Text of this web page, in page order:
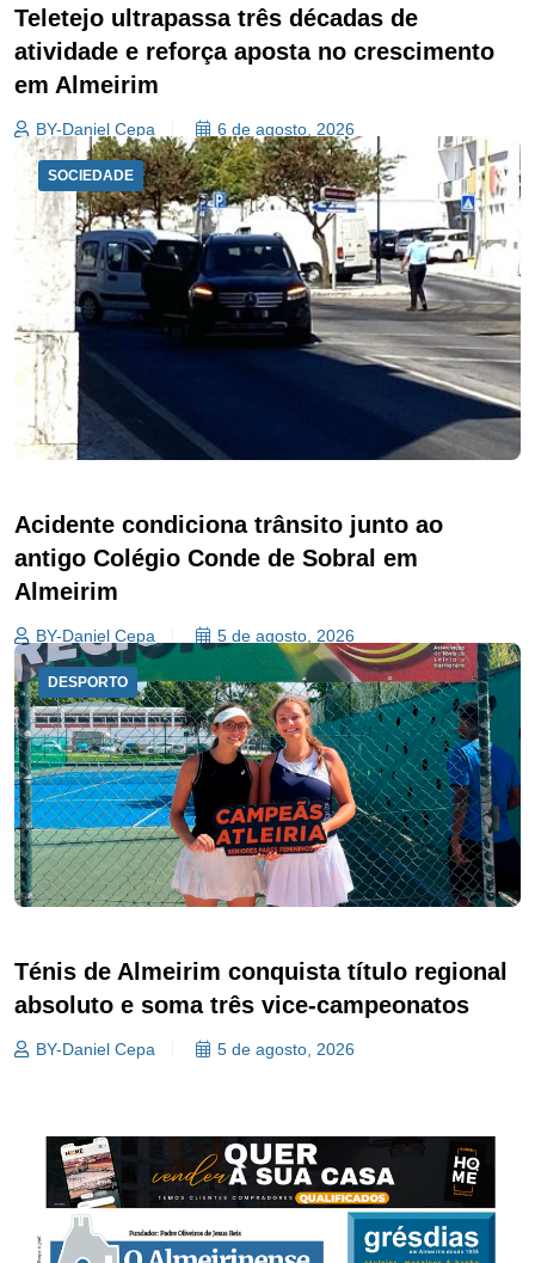
Teletejo ultrapassa três décadas de
atividade e reforça aposta no crescimento
em Almeirim
BY-Daniel Cepa 6 de agosto, 2026
SOCIEDADE
Acidente condiciona trânsito junto ao
antigo Colégio Conde de Sobral em
Almeirim
BY-Daniel Cepa 5 de agosto, 2026
DESPORTO
Ténis de Almeirim conquista título regional
absoluto e soma três vice-campeonatos
BY-Daniel Cepa 5 de agosto, 2026